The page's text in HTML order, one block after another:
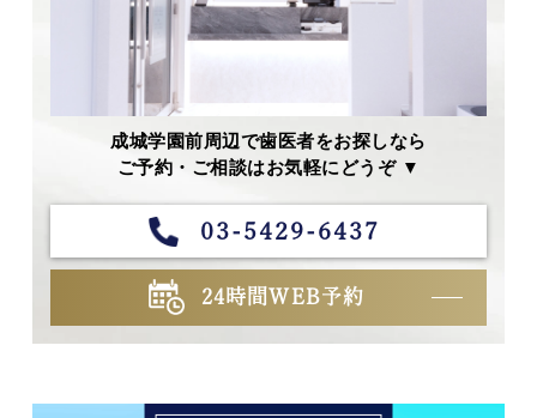
成城学園前周辺で歯医者をお探しなら
ご予約・ご相談はお気軽にどうぞ ▼
03-5429-6437
24時間WEB予約